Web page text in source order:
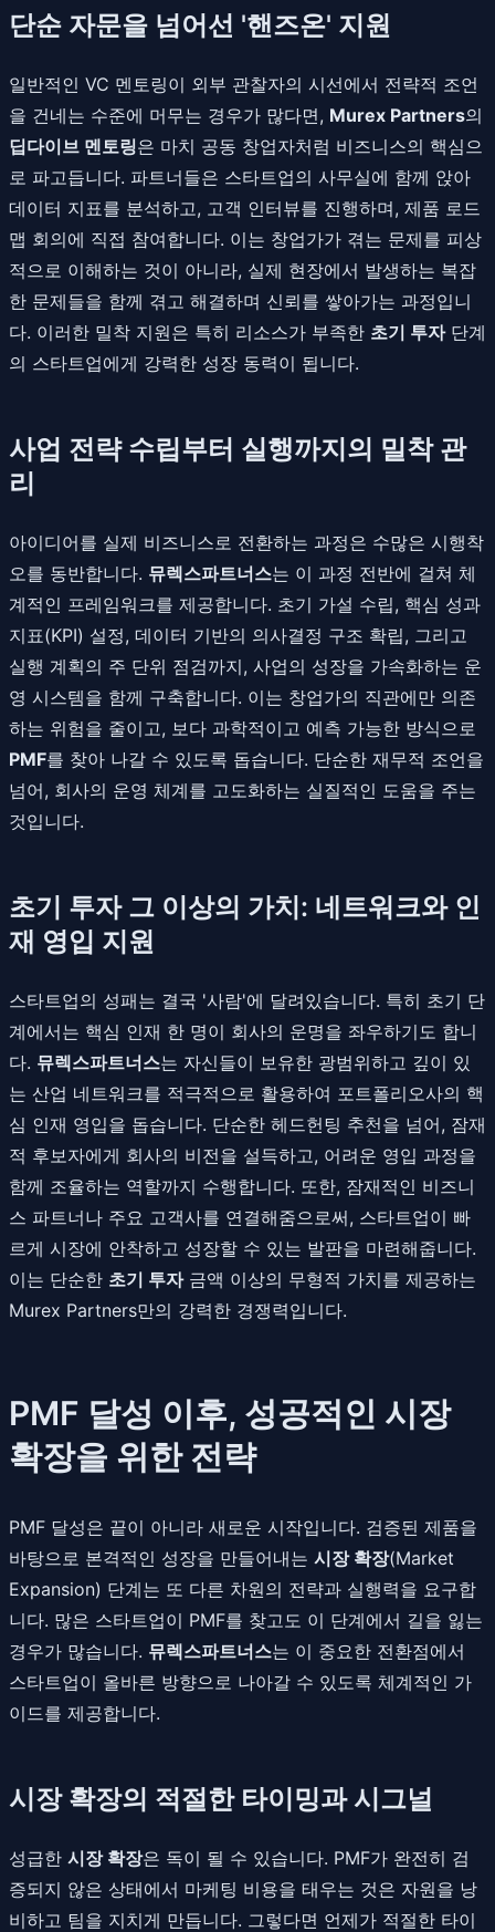
단순 자문을 넘어선 '핸즈온' 지원
일반적인 VC 멘토링이 외부 관찰자의 시선에서 전략적 조언
을 건네는 수준에 머무는 경우가 많다면, Murex Partners의
딥다이브 멘토링은 마치 공동 창업자처럼 비즈니스의 핵심으
로 파고듭니다. 파트너들은 스타트업의 사무실에 함께 앉아
데이터 지표를 분석하고, 고객 인터뷰를 진행하며, 제품 로드
맵 회의에 직접 참여합니다. 이는 창업가가 겪는 문제를 피상
적으로 이해하는 것이 아니라, 실제 현장에서 발생하는 복잡
한 문제들을 함께 겪고 해결하며 신뢰를 쌓아가는 과정입니
다. 이러한 밀착 지원은 특히 리소스가 부족한 초기 투자단계
의 스타트업에게 강력한 성장 동력이 됩니다.
사업 전략 수립부터 실행까지의 밀착 관
리
아이디어를 실제 비즈니스로 전환하는 과정은 수많은 시행착
오를 동반합니다. 뮤렉스파트너스는 이 과정 전반에 걸쳐 체
계적인 프레임워크를 제공합니다. 초기 가설 수립, 핵심 성과
지표(KPI) 설정, 데이터 기반의 의사결정 구조 확립, 그리고
실행 계획의 주 단위 점검까지, 사업의 성장을 가속화하는 운
영 시스템을 함께 구축합니다. 이는 창업가의 직관에만 의존
하는 위험을 줄이고, 보다 과학적이고 예측 가능한 방식으로
PMF를 찾아 나갈 수 있도록 돕습니다. 단순한 재무적 조언을
넘어, 회사의 운영 체계를 고도화하는 실질적인 도움을 주는
것입니다.
초기 투자 그 이상의 가치: 네트워크와 인
재 영입 지원
스타트업의 성패는 결국 '사람'에 달려있습니다. 특히 초기 단
계에서는 핵심 인재 한 명이 회사의 운명을 좌우하기도 합니
다. 뮤렉스파트너스는 자신들이 보유한 광범위하고 깊이 있
는 산업 네트워크를 적극적으로 활용하여 포트폴리오사의 핵
심 인재 영입을 돕습니다. 단순한 헤드헌팅 추천을 넘어, 잠재
적 후보자에게 회사의 비전을 설득하고, 어려운 영입 과정을
함께 조율하는 역할까지 수행합니다. 또한, 잠재적인 비즈니
스 파트너나 주요 고객사를 연결해줌으로써, 스타트업이 빠
르게 시장에 안착하고 성장할 수 있는 발판을 마련해줍니다.
이는 단순한 초기 투자금액 이상의 무형적 가치를 제공하는
Murex Partners만의 강력한 경쟁력입니다.
PMF 달성 이후, 성공적인 시장
확장을 위한 전략
PMF 달성은 끝이 아니라 새로운 시작입니다. 검증된 제품을
바탕으로 본격적인 성장을 만들어내는 시장 확장(Market
Expansion) 단계는 또 다른 차원의 전략과 실행력을 요구합
니다. 많은 스타트업이 PMF를 찾고도 이 단계에서 길을 잃는
경우가 많습니다. 뮤렉스파트너스는 이 중요한 전환점에서
스타트업이 올바른 방향으로 나아갈 수 있도록 체계적인 가
이드를 제공합니다.
시장 확장의 적절한 타이밍과 시그널
성급한 시장 확장은 독이 될 수 있습니다. PMF가 완전히 검
증되지 않은 상태에서 마케팅 비용을 태우는 것은 자원을 낭
비하고 팀을 지치게 만듭니다. 그렇다면 언제가 적절한 타이